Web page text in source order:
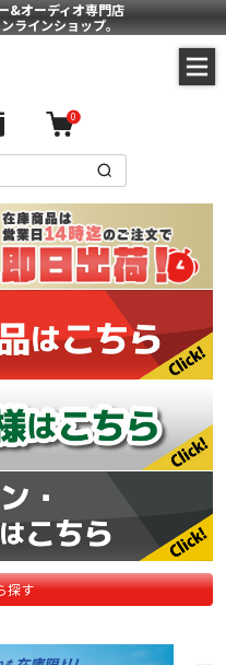
&オーディオ専門店
ラインショップ。
0
探す